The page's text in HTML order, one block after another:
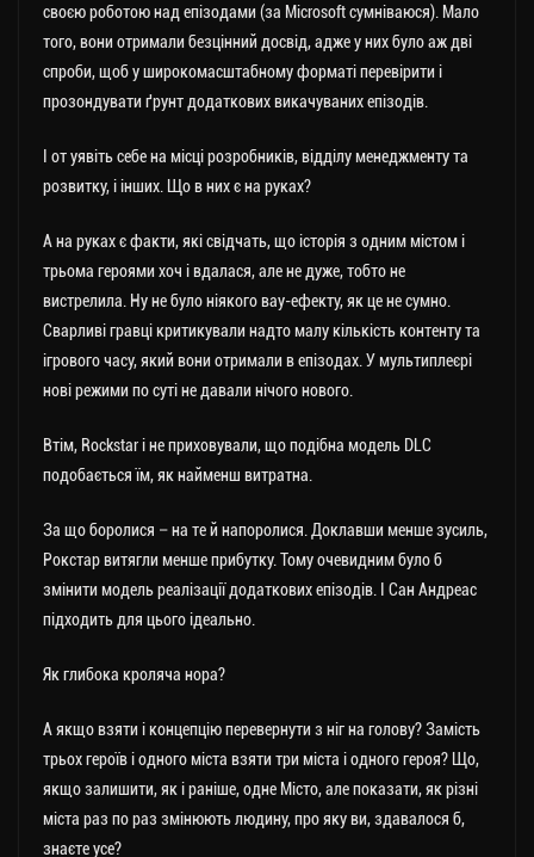
своєю роботою над епізодами (за Microsoft сумніваюся). Мало
того, вони отримали безцінний досвід, адже у них було аж дві
спроби, щоб у широкомасштабному форматі перевірити і
прозондувати ґрунт додаткових викачуваних епізодів.
І от уявіть себе на місці розробників, відділу менеджменту та
розвитку, і інших. Що в них є на руках?
А на руках є факти, які свідчать, що історія з одним містом і
трьома героями хоч і вдалася, але не дуже, тобто не
вистрелила. Ну не було ніякого вау-ефекту, як це не сумно.
Сварливі гравці критикували надто малу кількість контенту та
ігрового часу, який вони отримали в епізодах. У мультиплеєрі
нові режими по суті не давали нічого нового.
Втім, Rockstar і не приховували, що подібна модель DLC
подобається їм, як найменш витратна.
За що боролися – на те й напоролися. Доклавши менше зусиль,
Рокстар витягли менше прибутку. Тому очевидним було б
змінити модель реалізації додаткових епізодів. І Сан Андреас
підходить для цього ідеально.
Як глибока кроляча нора?
А якщо взяти і концепцію перевернути з ніг на голову? Замість
трьох героїв і одного міста взяти три міста і одного героя? Що,
якщо залишити, як і раніше, одне Місто, але показати, як різні
міста раз по раз змінюють людину, про яку ви, здавалося б,
знаєте усе?